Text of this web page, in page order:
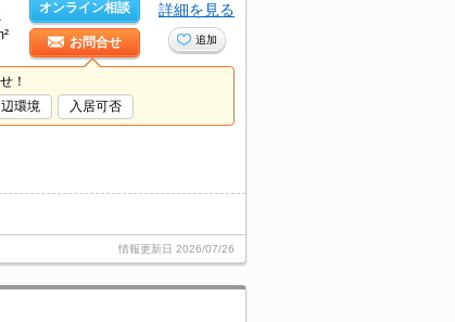
オンライン相談
お問合せ
詳細を見る
追加
！
辺環境 入居可否
情報更新日 2026/07/26